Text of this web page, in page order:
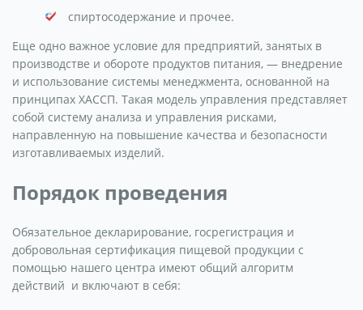
спиртосодержание и прочее.
Еще одно важное условие для предприятий, занятых в
производстве и обороте продуктов питания, — внедрение
и использование системы менеджмента, основанной на
принципах ХАССП. Такая модель управления представляет
собой систему анализа и управления рисками,
направленную на повышение качества и безопасности
изготавливаемых изделий.
Порядок проведения
Обязательное декларирование, госрегистрация и
добровольная сертификация пищевой продукции с
помощью нашего центра имеют общий алгоритм
действий и включают в себя: